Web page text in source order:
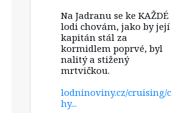
Na Jadranu se ke KAŽDÉ
lodi chovám, jako by její
kapitán stál za
kormidlem poprvé, byl
nalitý a stižený
mrtvičkou.
lodninoviny.cz/cruising/c
hy...